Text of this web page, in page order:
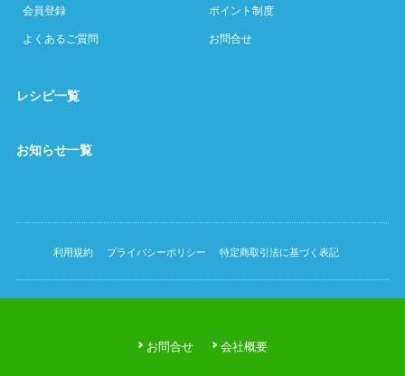
会員登録
ポイント制度
よくあるご質問
お問合せ
レシピ一覧
お知らせ一覧
利用規約 プライバシーポリシー 特定商取引法に基づく表記
お問合せ 会社概要